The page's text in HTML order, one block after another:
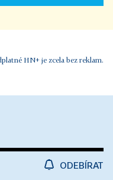
HN+ je zcela bez reklam.
ODEBÍRAT